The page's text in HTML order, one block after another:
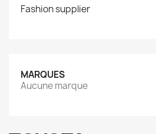
Fashion supplier
MARQUES
Aucune marque